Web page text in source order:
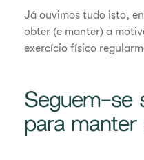
Já ouvimos tudo isto,
obter (e manter) a
exercício físico
Seguem-se
para manter